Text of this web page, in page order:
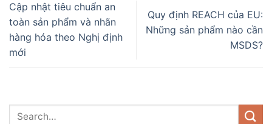
Cập nhật tiêu chuẩn an
toàn sản phẩm và nhãn
hàng hóa theo Nghị định
mới
Quy định REACH của EU:
Những sản phẩm nào cần
MSDS?